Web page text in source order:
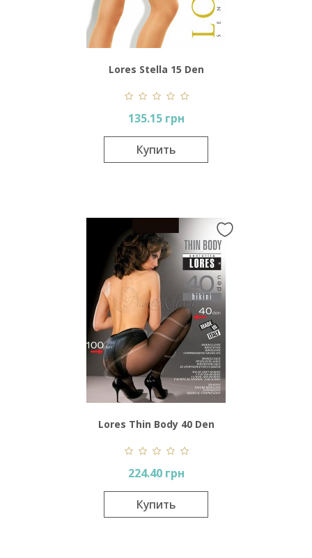
Lores Stella 15 Den
135.15 грн
Купить
Lores Thin Body 40 Den
224.40 грн
Купить